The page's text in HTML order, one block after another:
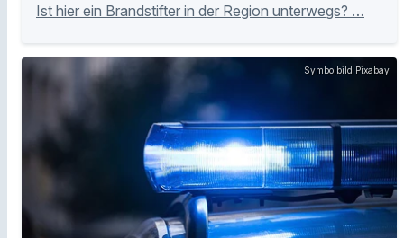
Ist hier ein Brandstifter in der Region unterwegs? …
Symbolbild Pixabay